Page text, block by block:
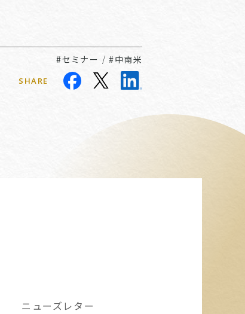
#セミナー /#中南米
SHARE
ニューズレター